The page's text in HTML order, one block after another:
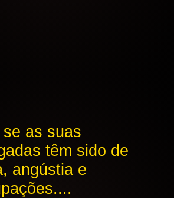
as suas
têm sido de
angústia e